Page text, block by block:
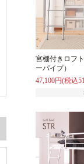
宮棚付きロフ
ーパイプ）
47,100円(税込